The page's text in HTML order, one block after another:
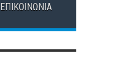
ΕΠΙΚΟΙΝΩΝΊΑ